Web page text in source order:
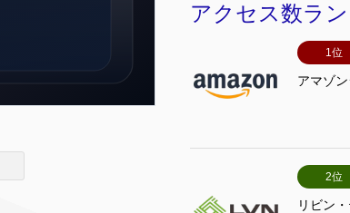
アクセス数ラ
1位
アマゾ
2位
リビン